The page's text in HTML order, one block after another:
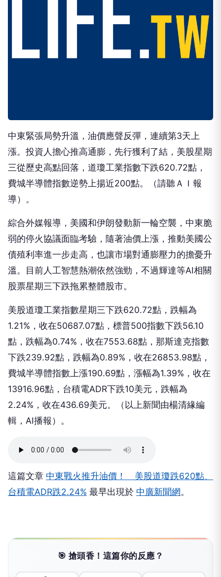
中東緊張局勢升溫，油價應聲反彈，連續第3天上
漲。投資人擔心推高通膨，先行獲利了結，美股星期
三從歷史高點回落，道瓊工業指數下跌620.72點，
費城半導體指數逆勢上揚近200點。（請聽ＡＩ報
導）。
綜合外媒報導，美國和伊朗發動新一輪空襲，中東脆
弱的停火協議面臨考驗，隨著油價上漲，推動美國公
債殖利率進一步走高，也讓市場對通膨壓力的擔憂升
溫。目前人工智慧熱潮依然強勁，不過輝達等AI相關
股票星期三下跌拖累整體股市。
美股道瓊工業指數星期三下跌620.72點，跌幅為
1.21%，收在50687.07點，標普500指數下跌56.10
點，跌幅為0.74%，收在7553.68點，那斯達克指數
下跌239.92點，跌幅為0.89%，收在26853.98點，
費城半導體指數上漲190.69點，漲幅為1.39%，收在
13916.96點，台積電ADR下跌10美元，跌幅為
2.24%，收在436.69美元。（以上新聞由楊清緣編
輯，AI播報）。
這篇文章 中東戰火推升油價！ 美股道瓊跌620點、
台積電ADR跌2.24% 最早出現於 中廣新聞網。
🎯 搶頭香！這篇你的反應？